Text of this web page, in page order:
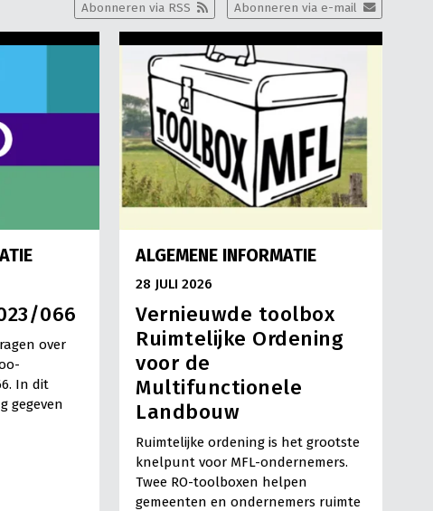
Abonneren via e-mail
Abonneren via RSS
066
over
In dit
gegeven
ALGEMENE INFORMATIE
28 JULI 2026
Vernieuwde toolbox
Ruimtelijke Ordening
voor de
Multifunctionele
Landbouw
Ruimtelijke ordening is het grootste
knelpunt voor MFL-ondernemers.
Twee RO-toolboxen helpen
gemeenten en ondernemers ruimte